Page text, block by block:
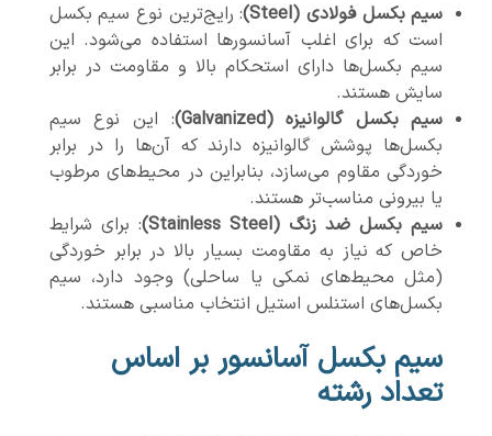
سیم بکسل فولادی (Steel)
: رایج‌ترین نوع سیم بکسل
است که برای اغلب آسانسورها استفاده می‌شود. این
سیم بکسل‌ها دارای استحکام بالا و مقاومت در برابر
سایش هستند.
سیم بکسل گالوانیزه (Galvanized)
: این نوع سیم
بکسل‌ها پوشش گالوانیزه دارند که آن‌ها را در برابر
خوردگی مقاوم می‌سازد، بنابراین در محیط‌های مرطوب
یا بیرونی مناسب‌تر هستند.
سیم بکسل ضد زنگ (Stainless Steel)
: برای شرایط
خاص که نیاز به مقاومت بسیار بالا در برابر خوردگی
(مثل محیط‌های نمکی یا ساحلی) وجود دارد، سیم
بکسل‌های استنلس استیل انتخاب مناسبی هستند.
سیم بکسل آسانسور بر اساس
تعداد رشته